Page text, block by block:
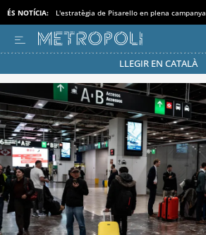
ÉS NOTÍCIA: L'estratègia de Pisarello en plena campanya
LLEGIR EN CATALÀ
Passa’t al mode estalvi